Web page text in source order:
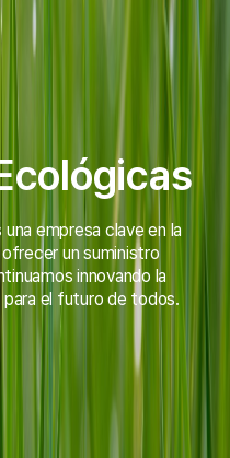
empresa clave en la
un suministro
innovando la
el futuro de todos.
empresa clave en la
un suministro
innovando la
el futuro de todos.